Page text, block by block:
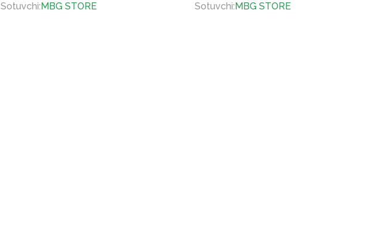
Sotuvchi:MBG STORE Sotuvchi:MBG STORE